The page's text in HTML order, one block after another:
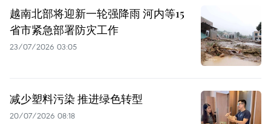
越南北部将迎新一轮强降雨 河内等15
省市紧急部署防灾工作
23/07/2026 03:05
减少塑料污染 推进绿色转型
20/07/2026 08:18